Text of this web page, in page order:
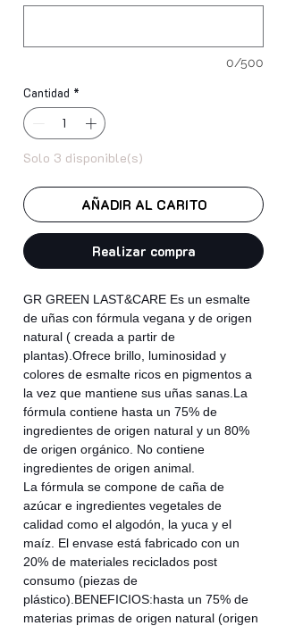
0/500
Cantidad *
Solo 3 disponible(s)
AÑADIR AL CARITO
Realizar compra
GR GREEN LAST&CARE Es un esmalte
de uñas con fórmula vegana y de origen
natural ( creada a partir de
plantas).Ofrece brillo, luminosidad y
colores de esmalte ricos en pigmentos a
la vez que mantiene sus uñas sanas.La
fórmula contiene hasta un 75% de
ingredientes de origen natural y un 80%
de origen orgánico. No contiene
ingredientes de origen animal.
La fórmula se compone de caña de
azúcar e ingredientes vegetales de
calidad como el algodón, la yuca y el
maíz. El envase está fabricado con un
20% de materiales reciclados post
consumo (piezas de
plástico).BENEFICIOS:hasta un 75% de
materias primas de origen natural (origen